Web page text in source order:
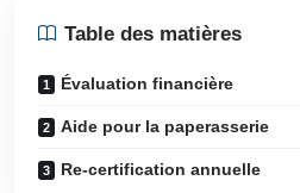
Table des matières
Évaluation financière
Aide pour la paperasserie
Re-certification annuelle